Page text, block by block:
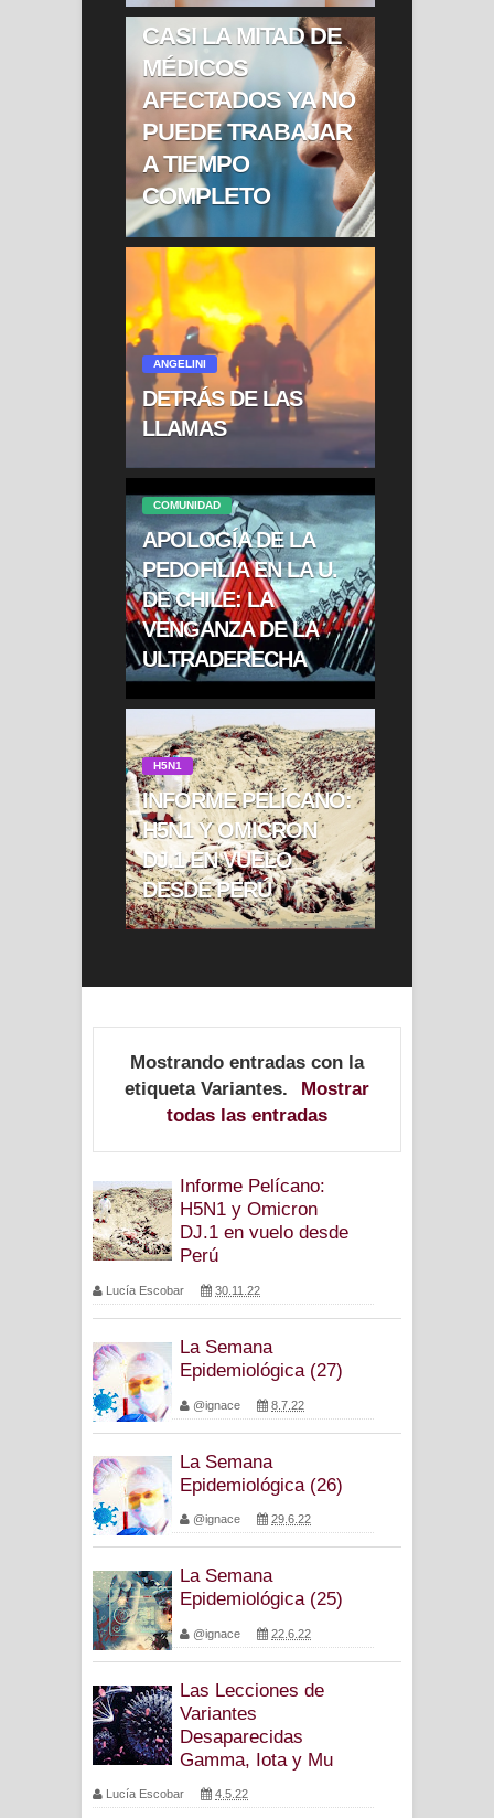
CASI LA MITAD DE
MÉDICOS
AFECTADOS YA NO
PUEDE TRABAJAR
A TIEMPO
COMPLETO
ANGELINI
DETRÁS DE LAS
LLAMAS
COMUNIDAD
APOLOGÍA DE LA
PEDOFILIA EN LA U.
DE CHILE: LA
VENGANZA DE LA
ULTRADERECHA
H5N1
INFORME PELÍCANO:
H5N1 Y OMICRON
DJ.1 EN VUELO
DESDE PERÚ
Mostrando entradas con la
etiquetaVariantes.
Mostrar
todas las entradas
Informe Pelícano:
H5N1 y Omicron
DJ.1 en vuelo desde
Perú
Lucía Escobar 30.11.22
La Semana
Epidemiológica (27)
@ignace 8.7.22
La Semana
Epidemiológica (26)
@ignace 29.6.22
La Semana
Epidemiológica (25)
@ignace 22.6.22
Las Lecciones de
Variantes
Desaparecidas
Gamma, Iota y Mu
Lucía Escobar 4.5.22